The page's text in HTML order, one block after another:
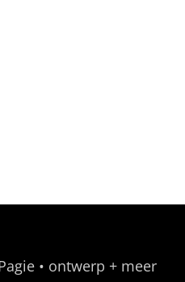
• ontwerp + meer